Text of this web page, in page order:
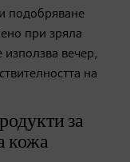
подобряване
при зряла
вечер,
на
за
кожа